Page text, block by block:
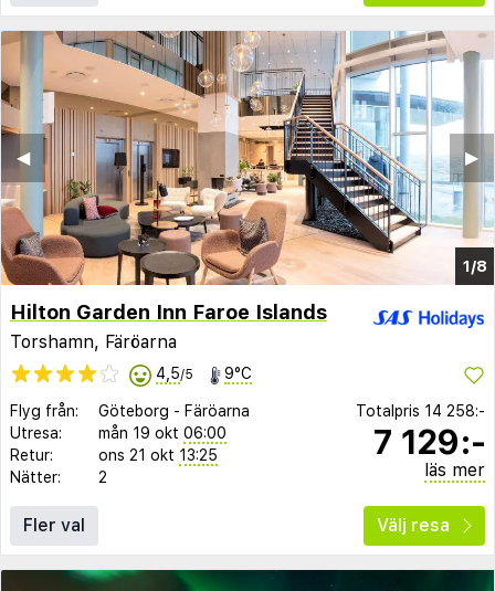
1/8
▶︎
◀︎
Hilton Garden Inn Faroe Islands
Torshamn, Färöarna
4,5/5 9°C
Flyg från: Göteborg - Färöarna
Utresa:
mån 19 okt 06:00
Retur:
ons 21 okt 13:25
Nätter:
2
Totalpris 14 258:-
7 129:-
läs mer
Fler val Välj resa